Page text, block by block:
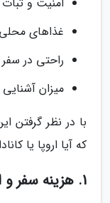
غذاهای محلی
راحتی در
میزان
با در نظر گرفتن
که آیا اروپا یا
1. هزینه سفر و اقامت